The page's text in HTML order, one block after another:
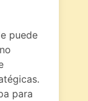
puede
para